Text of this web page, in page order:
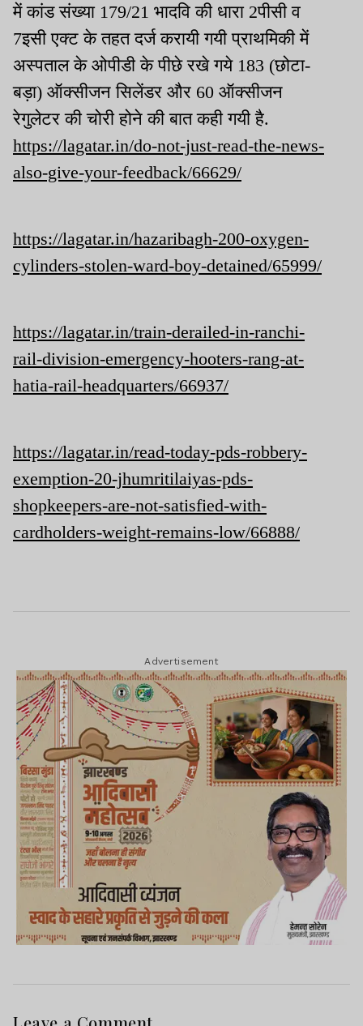
में कांड संख्या 179/21 भादवि की धारा 2पीसी व
7इसी एक्ट के तहत दर्ज करायी गयी प्राथमिकी में
अस्पताल के ओपीडी के पीछे रखे गये 183 (छोटा-
बड़ा) ऑक्सीजन सिलेंडर और 60 ऑक्सीजन
रेगुलेटर की चोरी होने की बात कही गयी है.
https://lagatar.in/do-not-just-read-the-news-
also-give-your-feedback/66629/
https://lagatar.in/hazaribagh-200-oxygen-
cylinders-stolen-ward-boy-detained/65999/
https://lagatar.in/train-derailed-in-ranchi-
rail-division-emergency-hooters-rang-at-
hatia-rail-headquarters/66937/
https://lagatar.in/read-today-pds-robbery-
exemption-20-jhumritilaiyas-pds-
shopkeepers-are-not-satisfied-with-
cardholders-weight-remains-low/66888/
Advertisement